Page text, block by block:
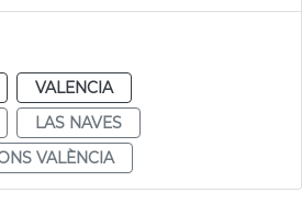
VALENCIA
LAS NAVES
VALÈNCIA